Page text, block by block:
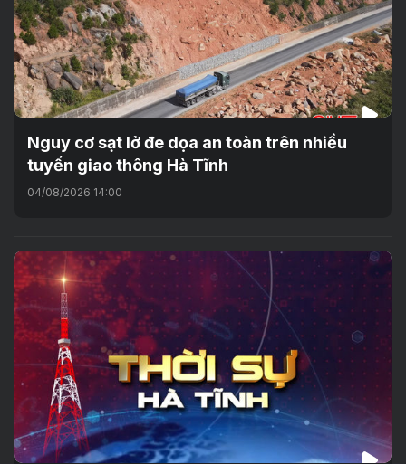
Nguy cơ sạt lở đe dọa an toàn trên nhiều
tuyến giao thông Hà Tĩnh
04/08/2026 14:00